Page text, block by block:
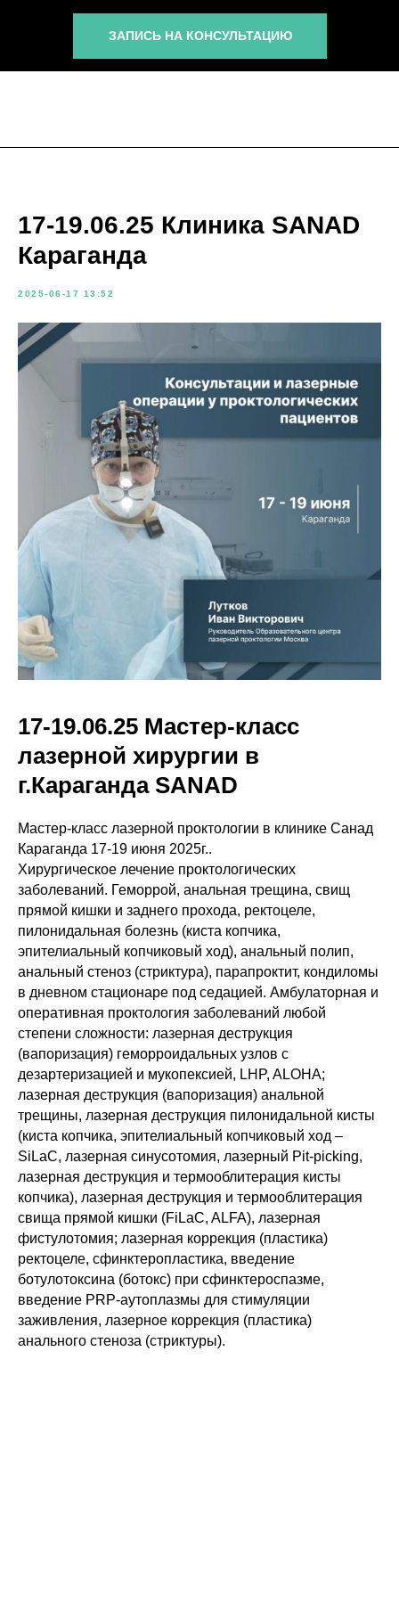
ЗАПИСЬ НА КОНСУЛЬТАЦИЮ
17-19.06.25 Клиника SANAD
Караганда
2025-06-17 13:52
17-19.06.25 Мастер-класс
лазерной хирургии в
г.Караганда SANAD
Мастер-класс лазерной проктологии в клинике Санад
Караганда 17-19 июня 2025г..
Хирургическое лечение проктологических
заболеваний. Геморрой, анальная трещина, свищ
прямой кишки и заднего прохода, ректоцеле,
пилонидальная болезнь (киста копчика,
эпителиальный копчиковый ход), анальный полип,
анальный стеноз (стриктура), парапроктит, кондиломы
в дневном стационаре под седацией. Амбулаторная и
оперативная проктология заболеваний любой
степени сложности: лазерная деструкция
(вапоризация) геморроидальных узлов с
дезартеризацией и мукопексией, LHP, ALOHA;
лазерная деструкция (вапоризация) анальной
трещины, лазерная деструкция пилонидальной кисты
(киста копчика, эпителиальный копчиковый ход –
SiLaC, лазерная синусотомия, лазерный Pit-picking,
лазерная деструкция и термооблитерация кисты
копчика), лазерная деструкция и термооблитерация
свища прямой кишки (FiLaC, ALFA), лазерная
фистулотомия; лазерная коррекция (пластика)
ректоцеле, сфинктеропластика, введение
ботулотоксина (ботокс) при сфинктероспазме,
введение PRP-аутоплазмы для стимуляции
заживления, лазерное коррекция (пластика)
анального стеноза (стриктуры).